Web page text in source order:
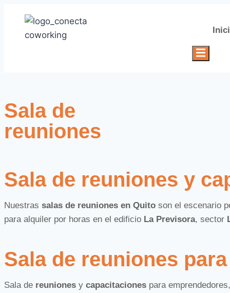
Menú
Sala de
reuniones
Sala de reuniones y
Nuestras salas de reuniones en Quito son el escenario
para alquiler por horas en el edificio La Previsora, sector
Sala de reuniones
Sala de reuniones y capacitaciones para